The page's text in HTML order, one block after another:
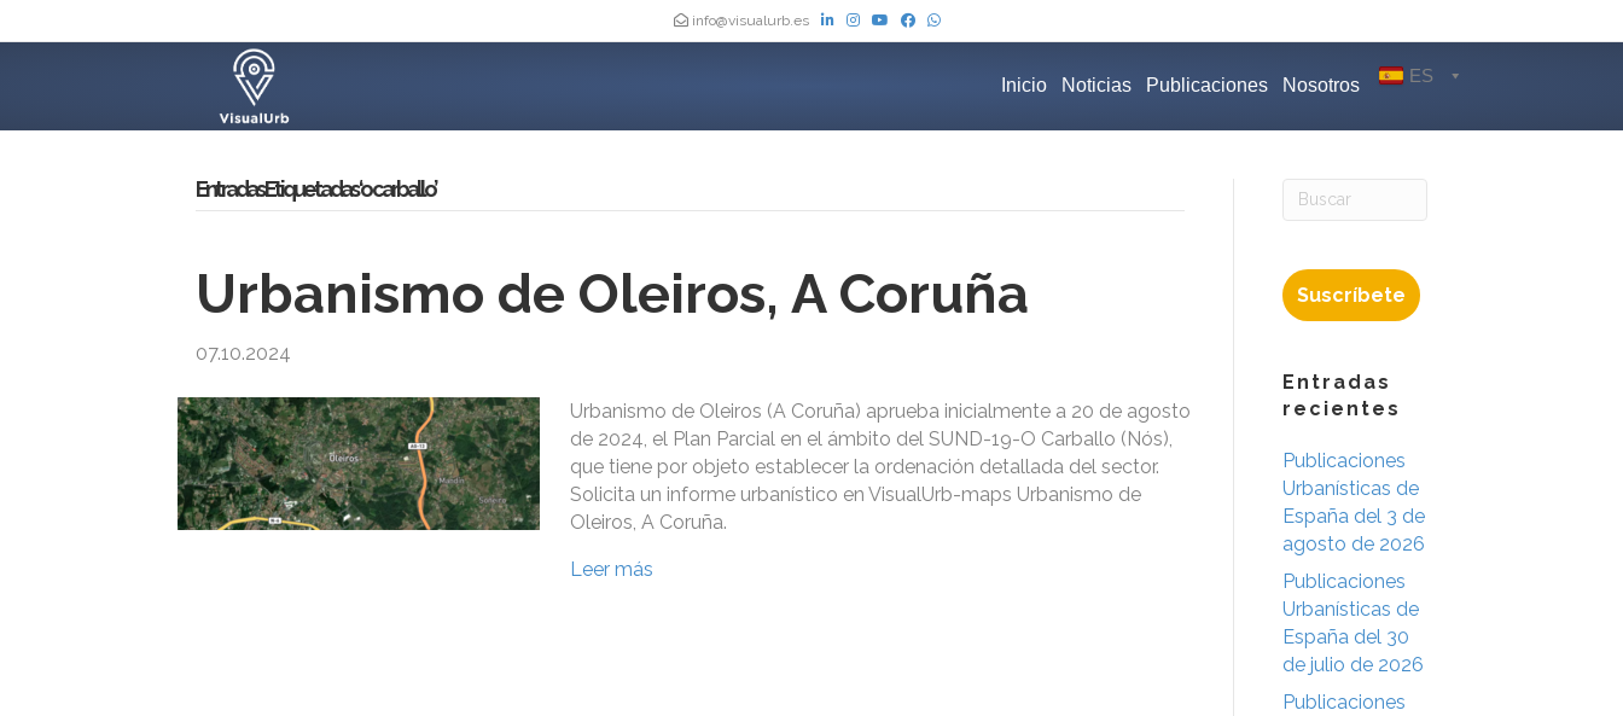
info@visualurb.es
Inicio Noticias Publicaciones Nosotros ES
Entradas Etiquetadas ‘o carballo’
Urbanismo de Oleiros, A Coruña
07.10.2024
Urbanismo de Oleiros (A Coruña) aprueba inicialmente a 20 de agosto
de 2024, el Plan Parcial en el ámbito del SUND-19-O Carballo (Nós),
que tiene por objeto establecer la ordenación detallada del sector.
Solicita un informe urbanístico en VisualUrb-maps Urbanismo de
Oleiros, A Coruña.
Leer más
Suscríbete
Entradas
recientes
Publicaciones
Urbanísticas de
España del 3 de
agosto de 2026
Publicaciones
Urbanísticas de
España del 30
de julio de 2026
Publicaciones